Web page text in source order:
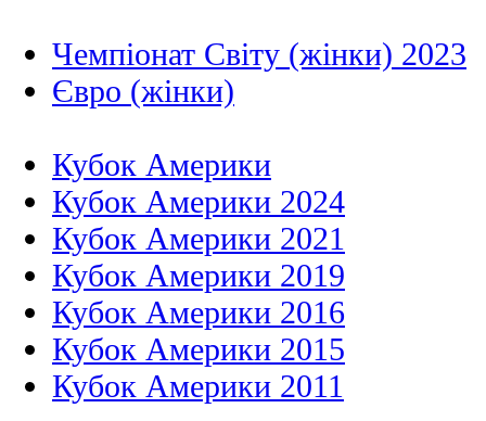
Чемпіонат Світу (жінки) 2023
Євро (жінки)
Кубок Америки
Кубок Америки 2024
Кубок Америки 2021
Кубок Америки 2019
Кубок Америки 2016
Кубок Америки 2015
Кубок Америки 2011